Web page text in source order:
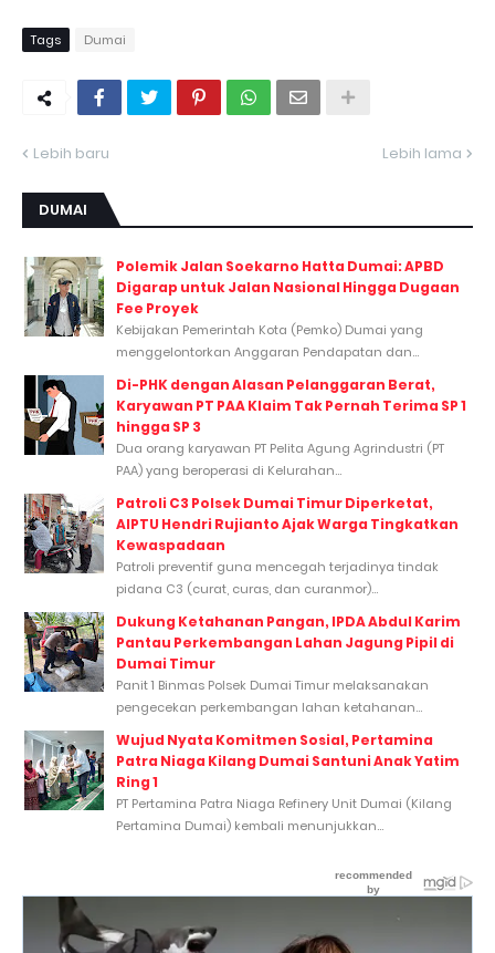
Tags Dumai
Lebih baru Lebih lama
DUMAI
Polemik Jalan Soekarno Hatta Dumai: APBD
Digarap untuk Jalan Nasional Hingga Dugaan
Fee Proyek
Kebijakan Pemerintah Kota (Pemko) Dumai yang
menggelontorkan Anggaran Pendapatan dan...
Di-PHK dengan Alasan Pelanggaran Berat,
Karyawan PT PAA Klaim Tak Pernah Terima SP 1
hingga SP 3
Dua orang karyawan PT Pelita Agung Agrindustri (PT
PAA) yang beroperasi di Kelurahan...
Patroli C3 Polsek Dumai Timur Diperketat,
AIPTU Hendri Rujianto Ajak Warga Tingkatkan
Kewaspadaan
Patroli preventif guna mencegah terjadinya tindak
pidana C3 (curat, curas, dan curanmor)...
Dukung Ketahanan Pangan, IPDA Abdul Karim
Pantau Perkembangan Lahan Jagung Pipil di
Dumai Timur
Panit 1 Binmas Polsek Dumai Timur melaksanakan
pengecekan perkembangan lahan ketahanan...
Wujud Nyata Komitmen Sosial, Pertamina
Patra Niaga Kilang Dumai Santuni Anak Yatim
Ring 1
PT Pertamina Patra Niaga Refinery Unit Dumai (Kilang
Pertamina Dumai) kembali menunjukkan...